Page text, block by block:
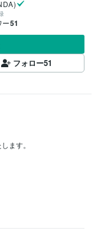
ー51
フォロー51
ます。